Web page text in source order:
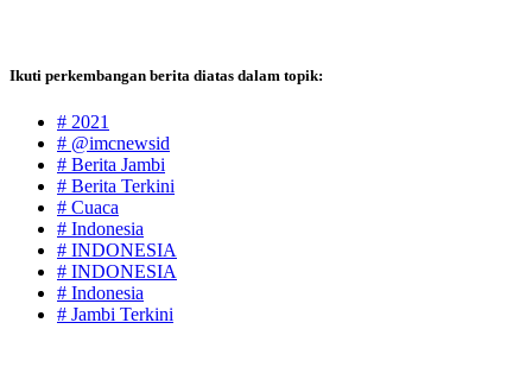
Ikuti perkembangan berita diatas dalam topik:
# 2021
# @imcnewsid
# Berita Jambi
# Berita Terkini
# Cuaca
# Indonesia
# INDONESIA
# INDONESIA
# Indonesia
# Jambi Terkini